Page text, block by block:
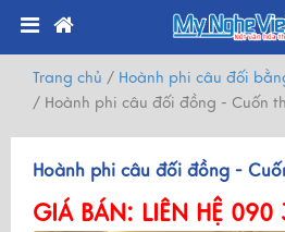
Trang chủ / Hoành phi câu đối
/ Hoành phi câu đối đồng - Cuốn
Hoành phi câu đối đồng -
GIÁ BÁN: LIÊN HỆ